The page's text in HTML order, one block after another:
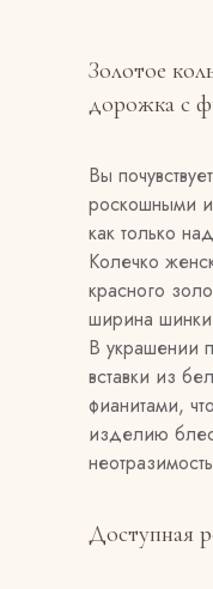
Золотое
дорожка с
Вы
роскошными
как только
Колечко
красного
ширина шинки
В украшении
вставки из
фианитами,
изделию
Доступная